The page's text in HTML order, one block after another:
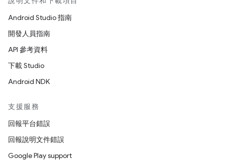
Android Studio 指南
開發人員指南
API 參考資料
下載 Studio
Android NDK
支援服務
回報平台錯誤
回報說明文件錯誤
Google Play support